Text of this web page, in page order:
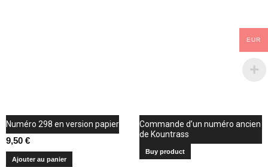
Numéro 298 en version papier
9,50 €
Ajouter au panier
Commande d’un numéro ancien
de Kountrass
Buy product
EUR